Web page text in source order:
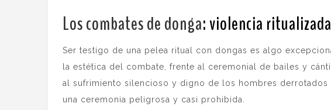
Los combates de donga: violencia
Ser testigo de una pelea ritual con dongas es algo
la estética del combate, frente al ceremonial de bailes y
al sufrimiento silencioso y digno de los hombres
una ceremonia peligrosa y casi prohibida.